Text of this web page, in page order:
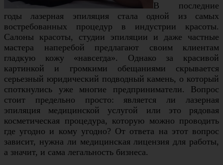
В последние
годы лазерная эпиляция стала одной из самых
востребованных процедур в индустрии красоты.
Салоны красоты, студии эпиляции и даже частные
мастера наперебой предлагают своим клиентам
гладкую кожу «навсегда». Однако за красивой
картинкой и громкими обещаниями скрывается
серьезный юридический подводный камень, о который
споткнулись уже многие предприниматели. Вопрос
стоит предельно просто: является ли лазерная
эпиляция медицинской услугой или это рядовая
косметическая процедура, которую можно проводить
где угодно и кому угодно? От ответа на этот вопрос
зависит, нужна ли медицинская лицензия для работы,
а значит, и сама легальность бизнеса.